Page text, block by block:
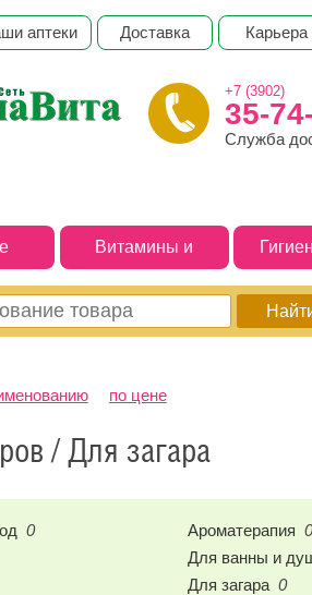
аптеки Доставка Карьера
+7 (3902)
35-
Служба
Витамины и
БАДы
по цене
/ Для загара
0 Ароматерапия 0
Для ванны и
Для загара 0